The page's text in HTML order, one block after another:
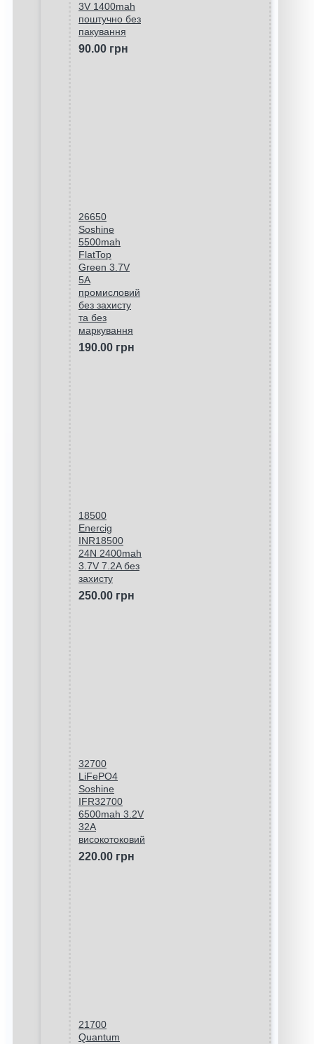
3V 1400mah
поштучно без
пакування
90.00 грн
26650
Soshine
5500mah
FlatTop
Green 3.7V
5A
промисловий
без захисту
та без
маркування
190.00 грн
18500
Enercig
INR18500
24N 2400mah
3.7V 7.2A без
захисту
250.00 грн
32700
LiFePO4
Soshine
IFR32700
6500mah 3.2V
32A
високотоковий
220.00 грн
21700
Quantum